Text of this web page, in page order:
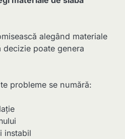
alegând materiale
decizie poate genera
probleme se numără:
instabil